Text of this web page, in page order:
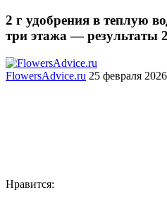
2 г удобрения в теплую
три этажа — результаты
FlowersAdvice.ru 25 февраля 2026
Нравится: